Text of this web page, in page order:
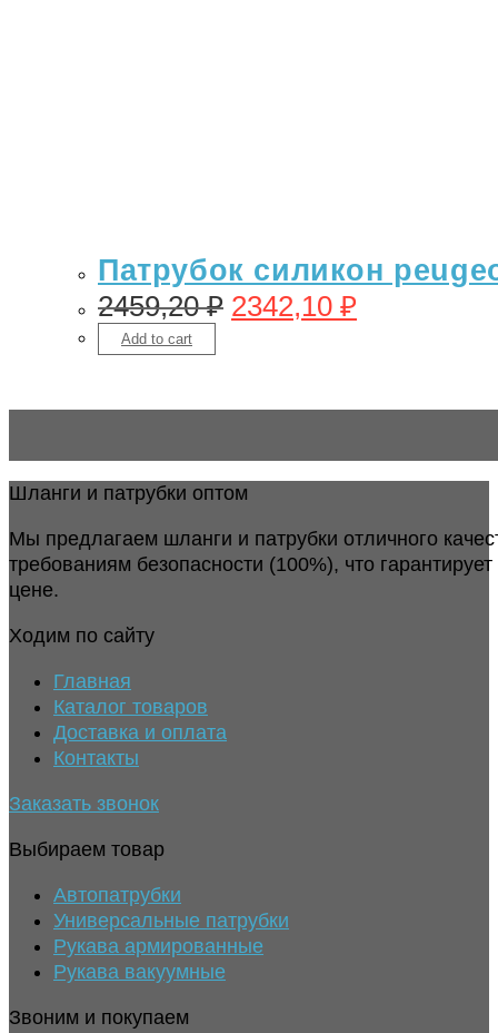
Патрубок силикон
2459,20₽ 2342,10 ₽
Add to cart
Шланги и патрубки оптом
Мы предлагаем шланги и патрубки отличного
требованиям безопасности (100%), что
цене.
Ходим по сайту
Главная
Каталог товаров
Доставка и оплата
Контакты
Заказать звонок
Выбираем товар
Автопатрубки
Универсальные патрубки
Рукава армированные
Рукава вакуумные
Звоним и покупаем